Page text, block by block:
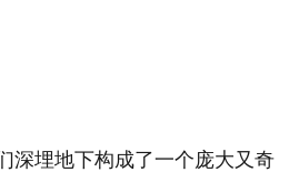
深埋地下构成了一个庞大又奇